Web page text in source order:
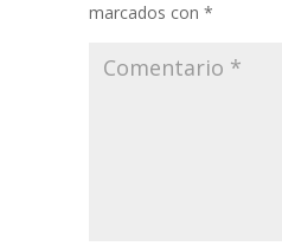
marcados con *